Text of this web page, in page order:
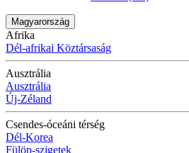
Magyarország
Afrika
Dél-afrikai Köztársaság
Ausztrália
Ausztrália
Új-Zéland
Csendes-óceáni térség
Dél-Korea
Fülöp-szigetek